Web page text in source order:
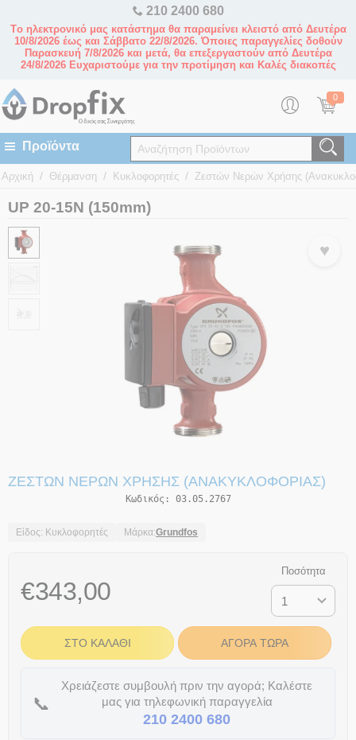
210 2400 680
Tο ηλεκτρονικό μας κατάστημα θα παραμείνει κλειστό από Δευτέρα
10/8/2026 έως και Σάββατο 22/8/2026. Όποιες παραγγελίες δοθούν
Παρασκευή 7/8/2026 και μετά, θα επεξεργαστούν από Δευτέρα
24/8/2026 Ευχαριστούμε για την προτίμηση και Καλές διακοπές
0
Αρχική / Θέρμανση / Κυκλοφορητές / Ζεστών Νερών Χρήσης
UP 20-15N (150mm)
♥
ΖΕΣΤΏΝ ΝΕΡΏΝ ΧΡΉΣΗΣ (ΑΝΑΚΥΚΛΟΦΟΡΊΑΣ)
Κωδικός: 03.05.2767
Είδος: Κυκλοφορητές Μάρκα:Grundfos
€343,00
Ποσότητα
ΣΤΟ ΚΑΛΆΘΙ ΑΓΟΡΆ ΤΏΡΑ
📞
Χρειάζεστε συμβουλή πριν την αγορά; Καλέστε
μας για τηλεφωνική παραγγελία
210 2400 680